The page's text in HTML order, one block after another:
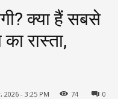
क्या हैं सबसे
रास्ता,
2026 - 3:25 PM 0
74